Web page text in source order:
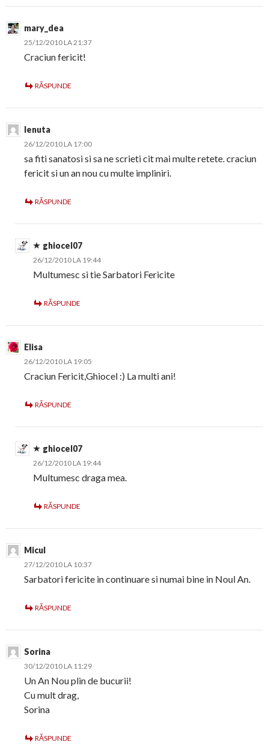
mary_dea
25/12/2010 LA 21:37
Craciun fericit!
RĂSPUNDE
lenuta
26/12/2010 LA 17:00
sa fiti sanatosi si sa ne scrieti cit mai multe retete. craciun
fericit si un an nou cu multe impliniri.
RĂSPUNDE
ghiocel07
26/12/2010 LA 19:44
Multumesc si tie Sarbatori Fericite
RĂSPUNDE
Elisa
26/12/2010 LA 19:05
Craciun Fericit,Ghiocel :) La multi ani!
RĂSPUNDE
ghiocel07
26/12/2010 LA 19:44
Multumesc draga mea.
RĂSPUNDE
Micul
27/12/2010 LA 10:37
Sarbatori fericite in continuare si numai bine in Noul An.
RĂSPUNDE
Sorina
30/12/2010 LA 11:29
Un An Nou plin de bucurii!
Cu mult drag,
Sorina
RĂSPUNDE